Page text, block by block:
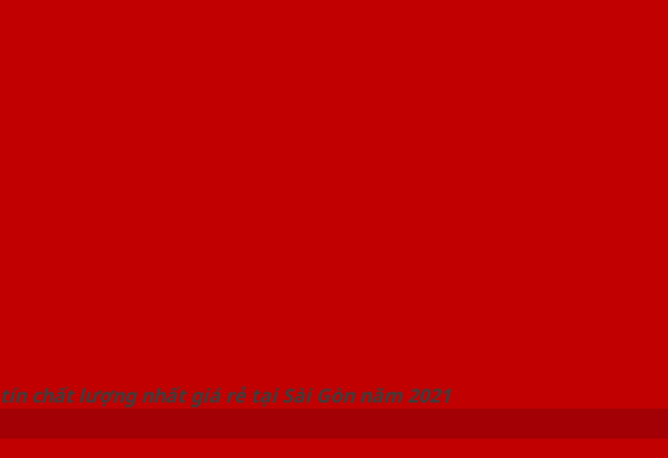
chất lượng nhất giá rẻ tại Sài Gòn năm 2021